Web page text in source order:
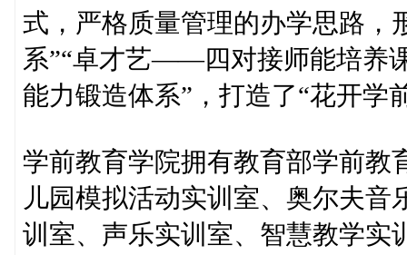
式，严格质量管理的办学思路
系”“卓才艺——四对接师能培养
能力锻造体系”，打造了“花开学
学前教育学院拥有教育部学前教
儿园模拟活动实训室、奥尔夫
训室、声乐实训室、智慧教学实